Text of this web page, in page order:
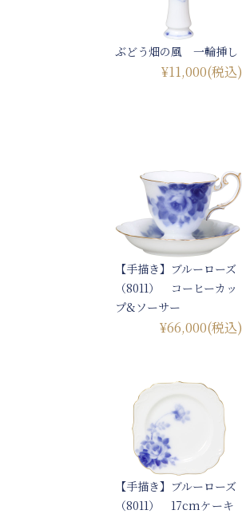
ぶどう畑の風 一輪挿し
¥11,000(税込)
【手描き】ブルーローズ
（8011） コーヒーカッ
プ&ソーサー
¥66,000(税込)
【手描き】ブルーローズ
（8011） 17cmケーキ